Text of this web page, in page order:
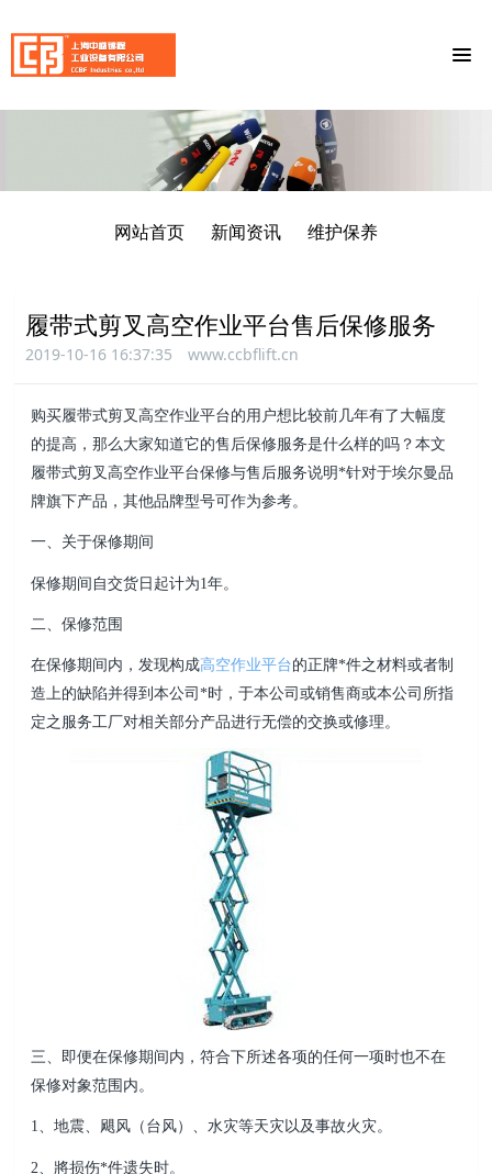
网站首页 新闻资讯 维护保养
履带式剪叉高空作业平台售后保修服务
2019-10-16 16:37:35 www.ccbflift.cn
购买履带式剪叉高空作业平台的用户想比较前几年有了大幅度
的提高，那么大家知道它的售后保修服务是什么样的吗？本文
履带式剪叉高空作业平台保修与售后服务说明*针对于埃尔曼品
牌旗下产品，其他品牌型号可作为参考。
一、关于保修期间
保修期间自交货日起计为1年。
二、保修范围
在保修期间内，发现构成高空作业平台的正牌*件之材料或者制
造上的缺陷并得到本公司*时，于本公司或销售商或本公司所指
定之服务工厂对相关部分产品进行无偿的交换或修理。
三、即便在保修期间内，符合下所述各项的任何一项时也不在
保修对象范围内。
1、地震、飓风（台风）、水灾等天灾以及事故火灾。
2、將损伤*件遗失时。